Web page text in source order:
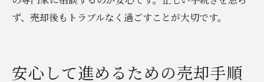
ず、売却後もトラブルなく過ごすことが大切です。
安心して進めるための売却手順